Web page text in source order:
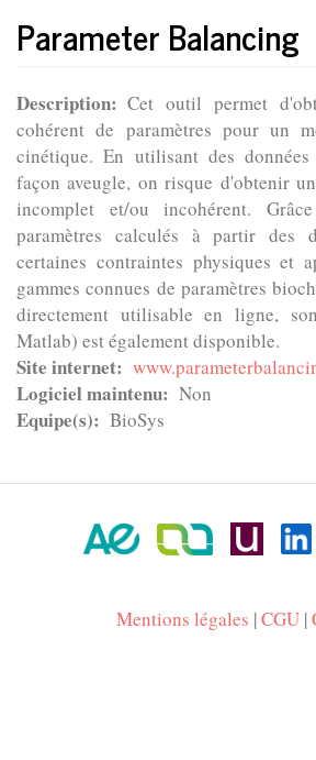
Parameter Balancing
Description
Cet outil permet
cohérent de paramètres pour un
cinétique. En utilisant des données
façon aveugle, on risque d'obtenir
incomplet et/ou incohérent.
paramètres calculés à partir des
certaines contraintes physiques et
gammes connues de paramètres
directement utilisable en ligne,
Matlab) est également disponible.
Site internet
Logiciel maintenu Non
Equipe(s) BioSys
Mentions légales |CGU |